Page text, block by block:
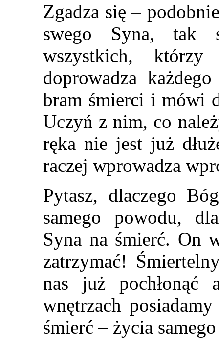
Zgadza się –
swego Syna, tak
wszystkich,
doprowadza
bram śmierci i mówi
Uczyń z nim, co
ręka nie jest już
raczej wprowadza
Pytasz, dlaczego
samego powodu,
Syna na śmierć. On
zatrzymać!
nas już pochłonąć
wnętrzach
śmierć – życia